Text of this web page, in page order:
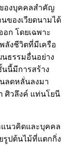
ของบุคคลสำคัญ
ของเวียดนามได้
ก โดยเฉพาะ
ลังชีวิตที่มีเครือ
ธรรมอื่นอย่าง
นี้มีการสร้าง
ลดหลั่นลงมา
ศิวลึงค์ แท่นโยนี
วคิดและบุคคล
รูปต้นไม้ที่แตกกิ่ง